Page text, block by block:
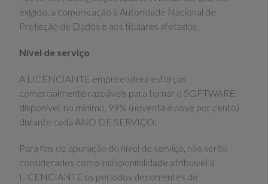
exigido, a comunicação à Autoridade Nacional de
Proteção de Dados e aos titulares afetados.
Nível de serviço
A LICENCIANTE empreenderá esforços
comercialmente razoáveis para tornar o SOFTWARE
disponível, no mínimo, 99% (noventa e nove por cento)
durante cada ANO DE SERVIÇO;
Para fins de apuração do nível de serviço, não serão
considerados como indisponibilidade atribuível à
LICENCIANTE os períodos decorrentes de